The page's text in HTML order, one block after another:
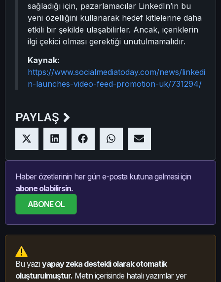
sağladığı için, pazarlamacılar LinkedIn’in bu
yeni özelliğini kullanarak hedef kitlelerine daha
etkili bir şekilde ulaşabilirler. Ancak, içeriklerin
ilgi çekici olması gerektiği unutulmamalıdır.
Kaynak:
https://www.socialmediatoday.com/news/linkedi
n-launches-video-feed-promotion-uk/731294/
PAYLAŞ
Haber özetlerinin her gün e-posta kutuna gelmesi için
abone olabilirsin.
ABONE OL
Bu yazıyapay zeka destekli olarak otomatik
oluşturulmuştur. Metin içerisinde hatalı yazımlar yer